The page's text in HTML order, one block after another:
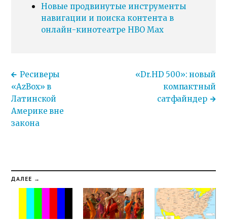
Новые продвинутые инструменты
навигации и поиска контента в
онлайн-кинотеатре HBO Max
Ресиверы
«AzBox» в
Латинской
Америке вне
закона
«Dr.HD 500»: новый
компактный
сатфайндер
ДАЛЕЕ →